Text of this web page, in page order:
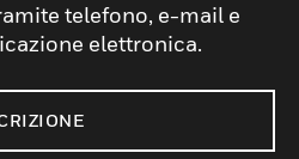
telefono, e-mail e
elettronica.